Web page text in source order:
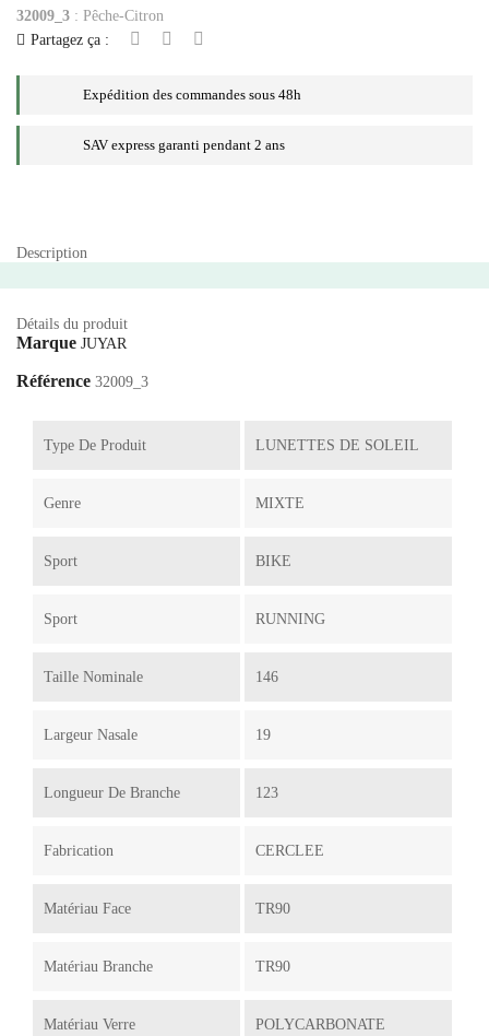
32009_3 : Pêche-Citron
Partagez ça :
Expédition des commandes sous 48h
SAV express garanti pendant 2 ans
Description
Détails du produit
Marque JUYAR
Référence 32009_3
Type De Produit LUNETTES DE SOLEIL
Genre MIXTE
Sport BIKE
Sport RUNNING
Taille Nominale 146
Largeur Nasale 19
Longueur De Branche 123
Fabrication CERCLEE
Matériau Face TR90
Matériau Branche TR90
Matériau Verre POLYCARBONATE